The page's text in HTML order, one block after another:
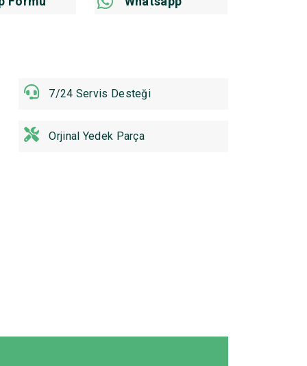
7/24 Servis Desteği
Orjinal Yedek Parça